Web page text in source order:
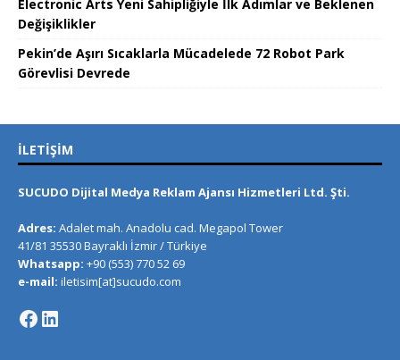
Electronic Arts Yeni Sahipliğiyle İlk Adımlar ve Beklenen
Değişiklikler
Pekin’de Aşırı Sıcaklarla Mücadelede 72 Robot Park
Görevlisi Devrede
İLETIŞIM
SUCUDO Dijital Medya Reklam Ajansı Hizmetleri Ltd. Şti.
Adres: Adalet mah. Anadolu cad. Megapol Tower
41/81 35530 Bayraklı İzmir / Türkiye
Whatsapp: +90 (553) 770 52 69
e-mail: iletisim[at]sucudo.com